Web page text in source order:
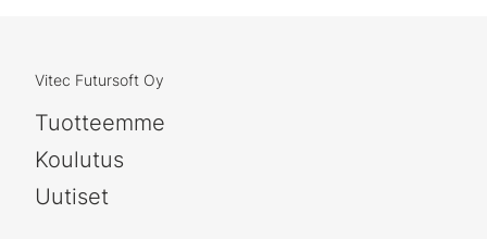
Vitec Futursoft Oy
Tuotteemme
Koulutus
Uutiset